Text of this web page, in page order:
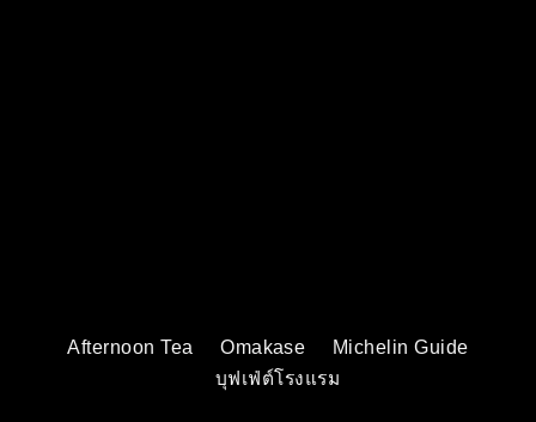
Afternoon Tea Omakase
Michelin Guide
บุฟเฟ่ต์โรงแรม